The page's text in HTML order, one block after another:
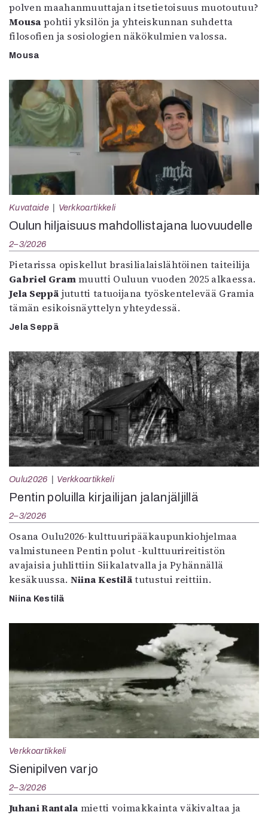
polven maahanmuuttajan itsetietoisuus muotoutuu?
Mousa pohtii yksilön ja yhteiskunnan suhdetta
filosofien ja sosiologien näkökulmien valossa.
Mousa
Kuvataide Verkkoartikkeli
Oulun hiljaisuus mahdollistajana luovuudelle
2–3/2026
Pietarissa opiskellut brasilialaislähtöinen taiteilija
Gabriel Grammuutti Ouluun vuoden 2025 alkaessa.
Jela Seppä jututti tatuoijana työskentelevää Gramia
tämän esikoisnäyttelyn yhteydessä.
Jela Seppä
Oulu2026 Verkkoartikkeli
Pentin poluilla kirjailijan jalanjäljillä
2–3/2026
Osana Oulu2026-kulttuuripääkaupunkiohjelmaa
valmistuneen Pentin polut -kulttuurireitistön
avajaisia juhlittiin Siikalatvalla ja Pyhännällä
kesäkuussa. Niina Kestilätutustui reittiin.
Niina Kestilä
Verkkoartikkeli
Sienipilven varjo
2–3/2026
Juhani Rantala mietti voimakkainta väkivaltaa ja